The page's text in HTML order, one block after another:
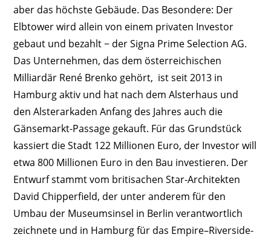
aber das höchste Gebäude. Das Besondere: Der
Elbtower wird allein von einem privaten Investor
gebaut und bezahlt − der Signa Prime Selection AG.
Das Unternehmen, das dem österreichischen
Milliardär René Brenko gehört, ist seit 2013 in
Hamburg aktiv und hat nach dem Alsterhaus und
den Alsterarkaden Anfang des Jahres auch die
Gänsemarkt-Passage gekauft. Für das Grundstück
kassiert die Stadt 122 Millionen Euro, der Investor will
etwa 800 Millionen Euro in den Bau investieren. Der
Entwurf stammt vom britisachen Star-Architekten
David Chipperfield, der unter anderem für den
Umbau der Museumsinsel in Berlin verantwortlich
zeichnete und in Hamburg für das Empire–Riverside-